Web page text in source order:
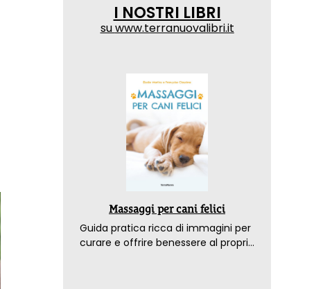
I NOSTRI LIBRI
suwww.terranuovalibri.it
Massaggi per cani felici
Guida pratica ricca di immagini per
curare e offrire benessere al proprio